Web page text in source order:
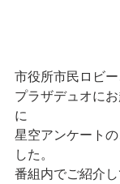
市役所市民ロビ
プラザデュオに
に
星空アンケート
した。
番組内でご紹介し